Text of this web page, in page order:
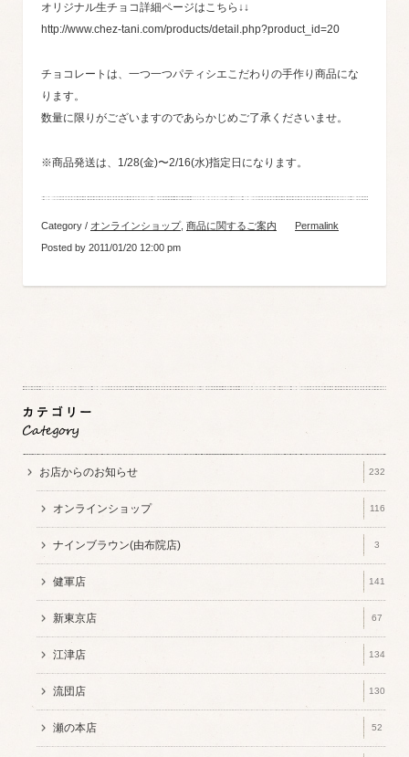
オリジナル生チョコ詳細ページはこちら↓↓
http://www.chez-tani.com/products/detail.php?product_id=20
チョコレートは、一つ一つパティシエこだわりの手作り商品にな
ります。
数量に限りがございますのであらかじめご了承くださいませ。
※商品発送は、1/28(金)〜2/16(水)指定日になります。
Category / オンラインショップ 商品に関するご案内
Permalink
Posted by 2011/01/20 12:00 pm
お店からのお知らせ 232
オンラインショップ 116
ナインブラウン(由布院店) 3
健軍店 141
新東京店 67
江津店 134
流団店 130
瀬の本店 52